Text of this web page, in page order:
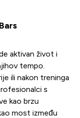
aktivan život i
tempo.
ili nakon treninga
s
kao brzu
most između